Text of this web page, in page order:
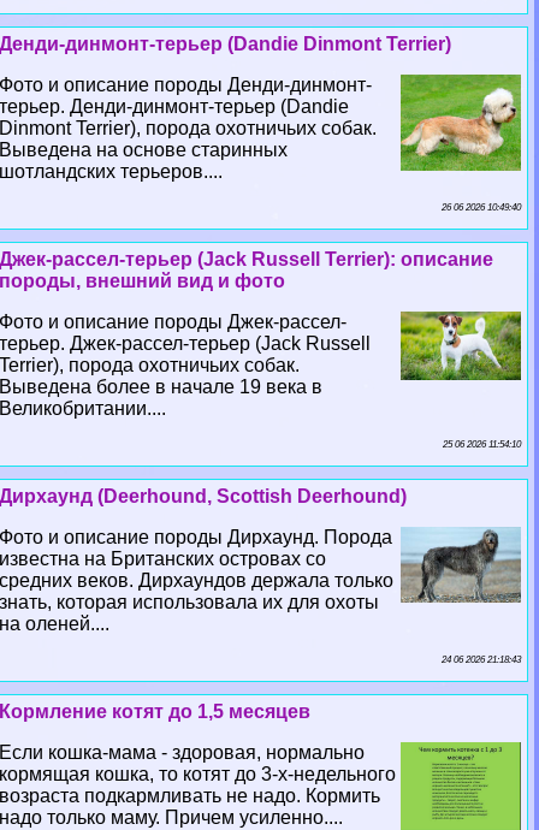
Денди-динмонт-терьер (Dandie Dinmont Terrier)
Фото и описание породы Денди-динмонт-
терьер. Денди-динмонт-терьер (Dandie
Dinmont Terrier), порода охотничьих собак.
Выведена на основе старинных
шотландских терьеров....
26 06 2026 10:49:40
Джек-рассел-терьер (Jack Russell Terrier): описание
породы, внешний вид и фото
Фото и описание породы Джек-рассел-
терьер. Джек-рассел-терьер (Jack Russell
Terrier), порода охотничьих собак.
Выведена более в начале 19 века в
Великобритании....
25 06 2026 11:54:10
Дирхаунд (Deerhound, Scottish Deerhound)
Фото и описание породы Дирхаунд. Порода
известна на Британских островах со
средних веков. Дирхаундов держала только
знать, которая использовала их для охоты
на оленей....
24 06 2026 21:18:43
Кормление котят до 1,5 месяцев
Если кошка-мама - здоровая, нормально
кормящая кошка, то котят до 3-х-недельного
возраста подкармливать не надо. Кормить
надо только маму. Причем усиленно....